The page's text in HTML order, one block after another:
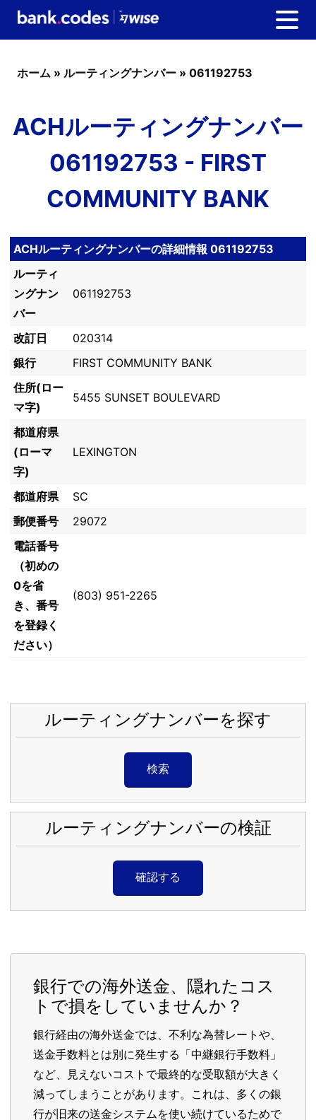
ホーム » ルーティングナンバー » 061192753
ACHルーティングナンバー
061192753 - FIRST
COMMUNITY BANK
ACHルーティングナンバーの詳細情報 061192753
ルーティ
ングナン
バー
061192753
改訂日
020314
銀行
FIRST COMMUNITY BANK
住所(ロー
マ字)
5455 SUNSET BOULEVARD
都道府県
(ローマ
字)
LEXINGTON
都道府県
SC
郵便番号
29072
電話番号
（初めの
0を省
き、番号
を登録く
ださい）
(803) 951-2265
ルーティングナンバーを探す
検索
ルーティングナンバーの検証
確認する
銀行での海外送金、隠れたコス
トで損をしていませんか？
銀行経由の海外送金では、不利な為替レートや、
送金手数料とは別に発生する「中継銀行手数料」
など、見えないコストで最終的な受取額が大きく
減ってしまうことがあります。これは、多くの銀
行が旧来の送金システムを使い続けているためで